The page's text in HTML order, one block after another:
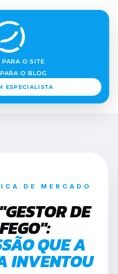
PARA O SITE
O BLOG
ESPECIALISTA
DE MERCADO
DE
QUE A
INVENTOU